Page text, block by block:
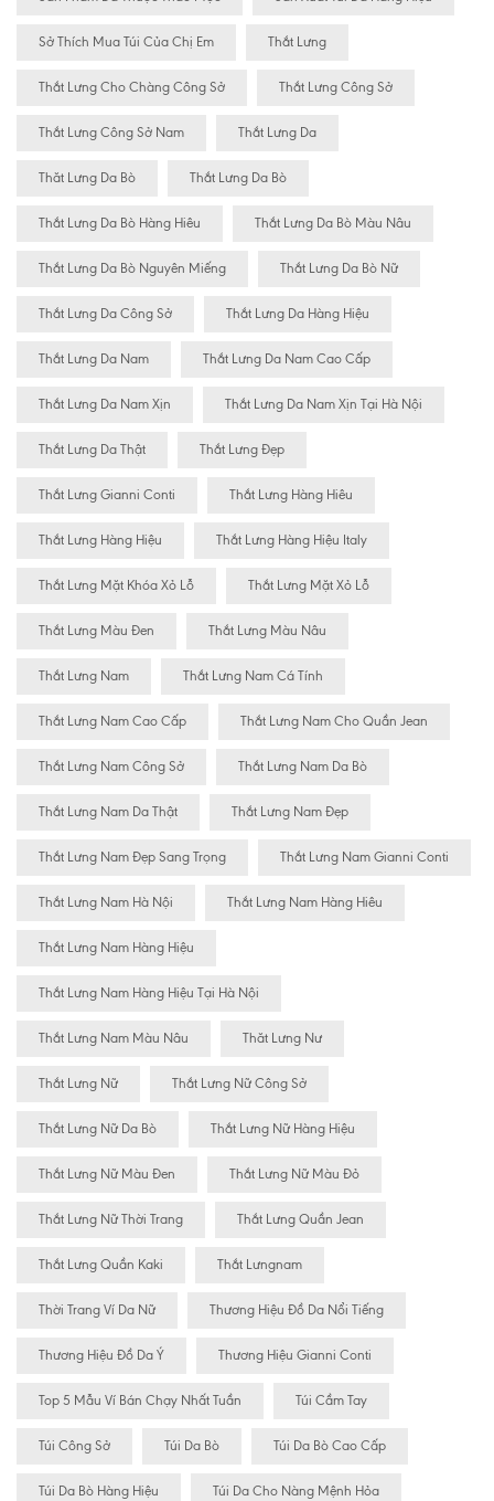
Sở Thích Mua Túi Của Chị Em Thắt Lưng
Thắt Lưng Cho Chàng Công Sở Thắt Lưng Công Sở
Thắt Lưng Công Sở Nam Thắt Lưng Da
Thăt Lưng Da Bò Thắt Lưng Da Bò
Thắt Lưng Da Bò Hàng Hiêu Thắt Lưng Da Bò Màu Nâu
Thắt Lưng Da Bò Nguyên Miếng Thắt Lưng Da Bò Nữ
Thắt Lưng Da Công Sở Thắt Lưng Da Hàng Hiệu
Thắt Lưng Da Nam Thắt Lưng Da Nam Cao Cấp
Thắt Lưng Da Nam Xịn Thắt Lưng Da Nam Xịn Tại Hà Nội
Thắt Lưng Da Thật Thắt Lưng Đẹp
Thắt Lưng Gianni Conti Thắt Lưng Hàng Hiêu
Thắt Lưng Hàng Hiệu Thắt Lưng Hàng Hiệu Italy
Thắt Lưng Mặt Khóa Xỏ Lỗ Thắt Lưng Mặt Xỏ Lỗ
Thắt Lưng Màu Đen Thắt Lưng Màu Nâu
Thắt Lưng Nam Thắt Lưng Nam Cá Tính
Thắt Lưng Nam Cao Cấp Thắt Lưng Nam Cho Quần Jean
Thắt Lưng Nam Công Sở Thắt Lưng Nam Da Bò
Thắt Lưng Nam Da Thật Thắt Lưng Nam Đẹp
Thắt Lưng Nam Đẹp Sang Trọng Thắt Lưng Nam Gianni Conti
Thắt Lưng Nam Hà Nội Thắt Lưng Nam Hàng Hiêu
Thắt Lưng Nam Hàng Hiệu
Thắt Lưng Nam Hàng Hiệu Tại Hà Nội
Thắt Lưng Nam Màu Nâu Thăt Lưng Nư
Thắt Lưng Nữ Thắt Lưng Nữ Công Sở
Thắt Lưng Nữ Da Bò Thắt Lưng Nữ Hàng Hiệu
Thắt Lưng Nữ Màu Đen Thắt Lưng Nữ Màu Đỏ
Thắt Lưng Nữ Thời Trang Thắt Lưng Quần Jean
Thắt Lưng Quần Kaki Thắt Lưngnam
Thời Trang Ví Da Nữ Thương Hiệu Đồ Da Nổi Tiếng
Thương Hiệu Đồ Da Ý Thương Hiệu Gianni Conti
Top 5 Mẫu Ví Bán Chạy Nhất Tuần Túi Cầm Tay
Túi Công Sở Túi Da Bò Túi Da Bò Cao Cấp
Túi Da Bò Hàng Hiệu Túi Da Cho Nàng Mệnh Hỏa